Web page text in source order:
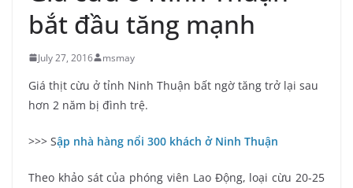
bắt đầu tăng mạnh
July 27, 2016 msmay
Giá thịt cừu ở tỉnh Ninh Thuận bất ngờ tăng trở lại sau
hơn 2 năm bị đình trệ.
>>> Sập nhà hàng nổi 300 khách ở Ninh Thuận
Theo khảo sát của phóng viên Lao Động, loại cừu 20-25